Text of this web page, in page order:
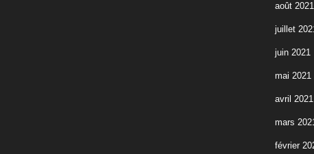
août 2021
juillet
juin 2021
mai 2021
avril 2021
mars
février